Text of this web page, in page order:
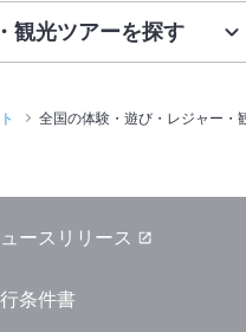
観光ツアーを探す
全国の体験・遊び・レジャー・
ースリリース
条件書